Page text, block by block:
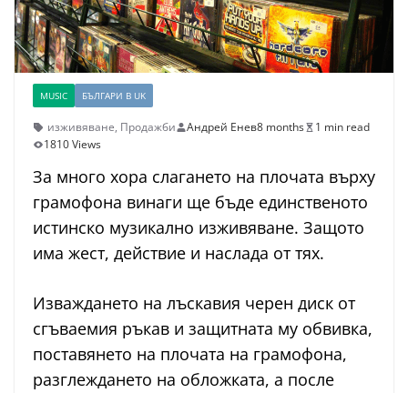
MUSIC БЪЛГАРИ В UK
изживяване, Продажби Андрей Енев8 months
1 min read
1810 Views
За много хора слагането на плочата върху
грамофона винаги ще бъде единственото
истинско музикално изживяване. Защото
има жест, действие и наслада от тях.
Изваждането на лъскавия черен диск от
сгъваемия ръкав и защитната му обвивка,
поставянето на плочата на грамофона,
разглеждането на обложката, а после